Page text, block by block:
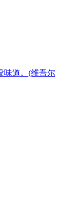
味道。(维吾尔